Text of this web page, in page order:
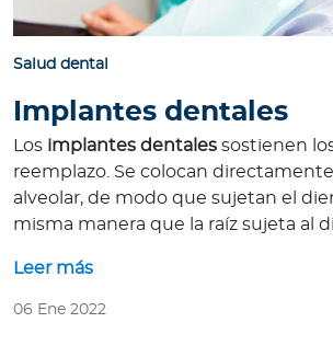
Salud dental
Implantes dentales
Los implantes dentales sostienen
reemplazo. Se colocan
alveolar, de modo que sujetan el
misma manera que la raíz sujeta al
Leer más
06 Ene 2022